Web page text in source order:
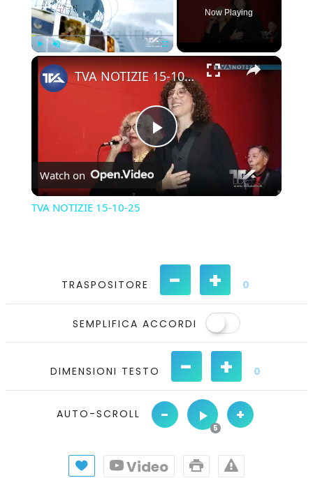
Play Unmute
Now Playing
×
Play
Video
TVA NOTIZIE 15-10-25
Watch on
TVA NOTIZIE 15-10-25
TRASPOSITORE - + 0
SEMPLIFICA ACCORDI
DIMENSIONI TESTO - + 0
AUTO-SCROLL - +
Video